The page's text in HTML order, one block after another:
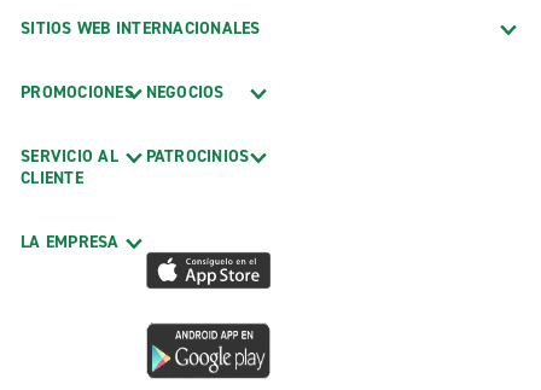
SITIOS WEB INTERNACIONALES
PROMOCIONES
SERVICIO AL
CLIENTE
LA EMPRESA
NEGOCIOS
PATROCINIOS